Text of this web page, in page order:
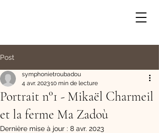
symphonie&troubadours
content="Wwwzl_z84DhBzrM8ExqPmOoUgwEtNRcDcdlY
Post
Portrait n°1 - Mikaël Charmeil
et la ferme Ma Zadoù
symphonietroubadou
4 avr. 202310 min de lecture
Dernière mise à jour : 8 avr. 2023